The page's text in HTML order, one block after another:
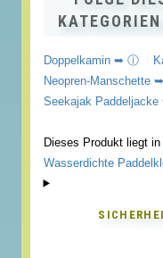
Doppelkamin ➥ ⓘ
Neopren-
Seekajak
Dieses Produkt liegt
Wasserdichte